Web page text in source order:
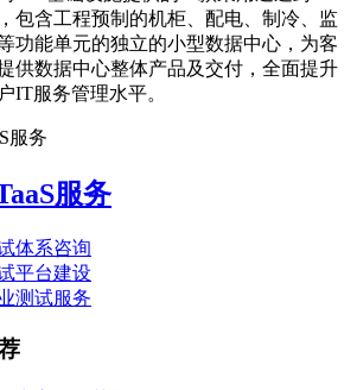
包含工程预制的机柜、配电、制冷、监
功能单元的独立的小型数据中心，为客
供数据中心整体产品及交付，全面提升
IT服务管理水平。
服务
服务
体系咨询
平台建设
测试服务